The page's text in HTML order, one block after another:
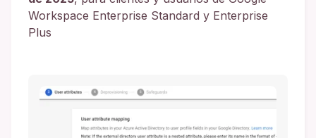
Workspace Enterprise Standard y Enterprise
Plus